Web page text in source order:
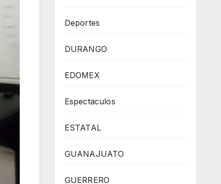
Deportes
DURANGO
EDOMEX
Espectaculos
ESTATAL
GUANAJUATO
GUERRERO